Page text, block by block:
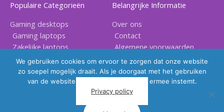
Populaire Categorieën
Gaming desktops
Gaming laptops
Zakelijke laptops
Gaming accessoires
Belangrijke Informatie
Over ons
Contact
Algemene voorwaarden
Privacy voorwaarden
We gebruiken cookies om ervoor te zorgen dat onze website
zo soepel mogelijk draait. Als je doorgaat met het gebruiken
van de website, gaan we er vanuit dat ermee instemt.
Privacy policy